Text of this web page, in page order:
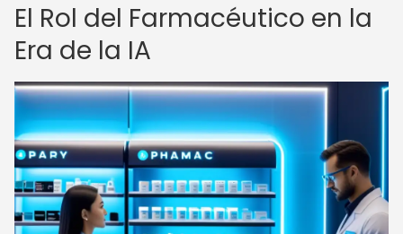
El Rol del Farmacéutico en la
Era de la IA